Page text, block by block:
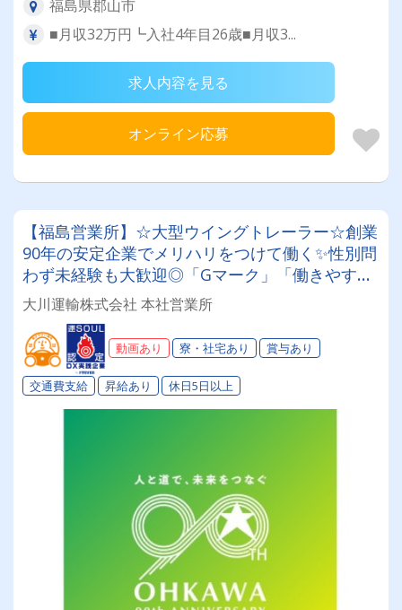
福島県郡山市
■月収32万円┗入社4年目26歳■月収3...
求人内容を見る
オンライン応募
【福島営業所】☆大型ウイングトレーラー☆創業
90年の安定企業でメリハリをつけて働く✨性別問
わず未経験も大歓迎◎「Gマーク」「働きやすい
職場認証制度」取得済み★入社祝い金や表彰制度
など福利厚生も充実♪♪
大川運輸株式会社 本社営業所
動画あり 寮・社宅あり 賞与あり
交通費支給 昇給あり 休日5日以上